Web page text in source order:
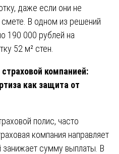
даже если они не
В одном из решений
190 000 рублей на
52 м² стен.
компанией:
как защита от
полис, часто
компания направляет
сумму выплаты. В